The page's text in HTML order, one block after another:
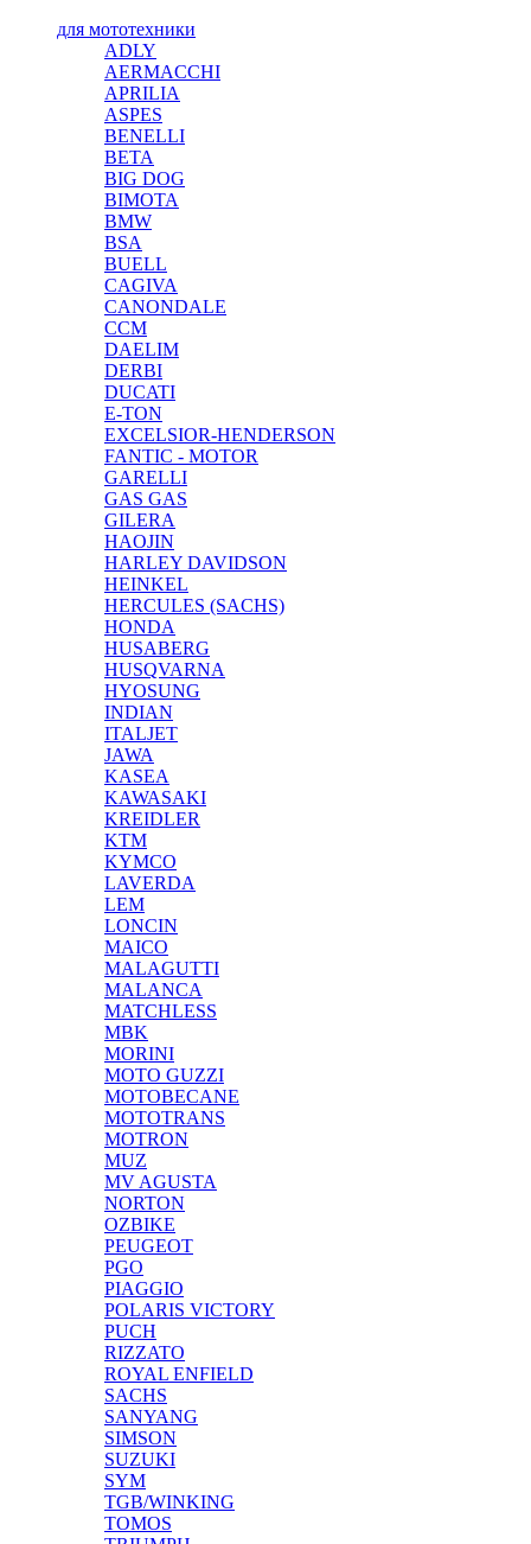
для мототехники
ADLY
AERMACCHI
APRILIA
ASPES
BENELLI
BETA
BIG DOG
BIMOTA
BMW
BSA
BUELL
CAGIVA
CANONDALE
CCM
DAELIM
DERBI
DUCATI
E-TON
EXCELSIOR-HENDERSON
FANTIC - MOTOR
GARELLI
GAS GAS
GILERA
HAOJIN
HARLEY DAVIDSON
HEINKEL
HERCULES (SACHS)
HONDA
HUSABERG
HUSQVARNA
HYOSUNG
INDIAN
ITALJET
JAWA
KASEA
KAWASAKI
KREIDLER
KTM
KYMCO
LAVERDA
LEM
LONCIN
MAICO
MALAGUTTI
MALANCA
MATCHLESS
MBK
MORINI
MOTO GUZZI
MOTOBECANE
MOTOTRANS
MOTRON
MUZ
MV AGUSTA
NORTON
OZBIKE
PEUGEOT
PGO
PIAGGIO
POLARIS VICTORY
PUCH
RIZZATO
ROYAL ENFIELD
SACHS
SANYANG
SIMSON
SUZUKI
SYM
TGB/WINKING
TOMOS